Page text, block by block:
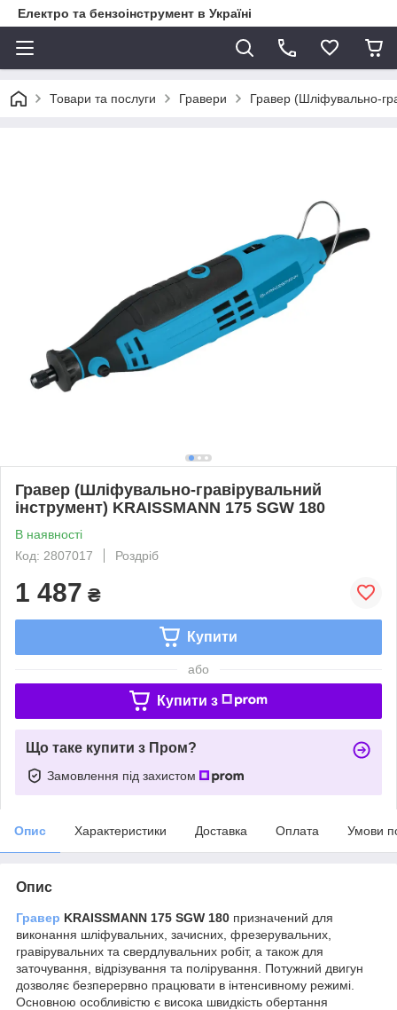
Електро та бензоінструмент в Україні
Товари та послуги Гравери Гравер (Шліфувально-
Гравер (Шліфувально-гравірувальний
інструмент) KRAISSMANN 175 SGW 180
В наявності
Код: 2807017
Роздріб
1 487 ₴
Купити
або
Купити з
Що таке купити з Пром?
Замовлення під захистом
Опис Характеристики Доставка Оплата Умови
Опис
Гравер KRAISSMANN 175 SGW 180 призначений для
виконання шліфувальних, зачисних, фрезерувальних,
гравірувальних та свердлувальних робіт, а також для
заточування, відрізування та полірування. Потужний двигун
дозволяє безперервно працювати в інтенсивному режимі.
Основною особливістю є висока швидкість обертання